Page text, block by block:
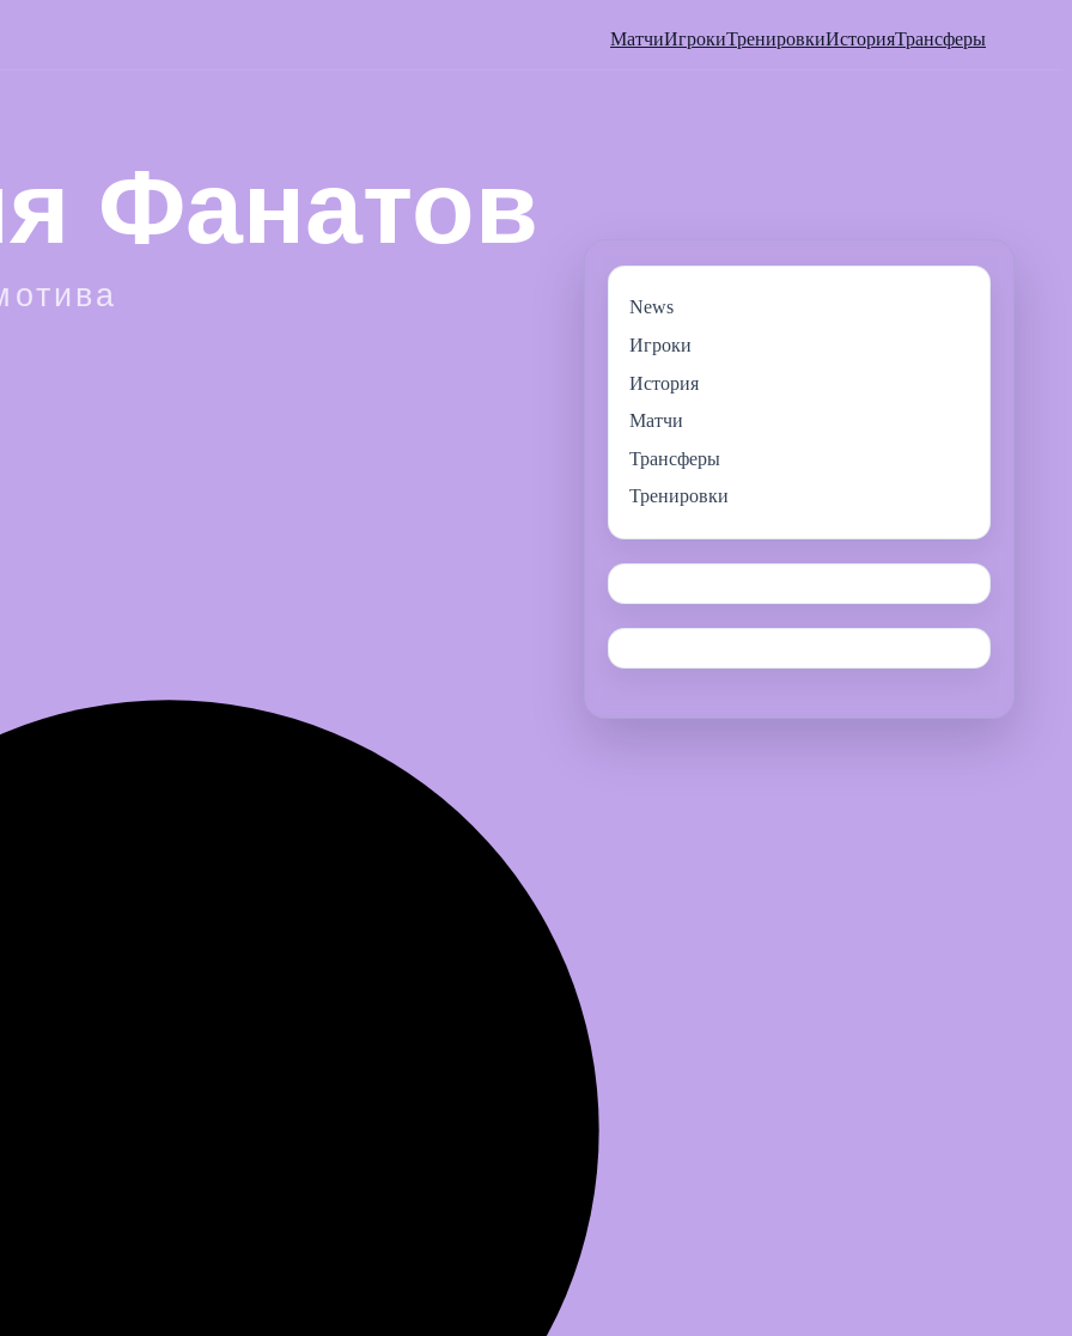
МатчиИгрокиТренировкиИсторияТрансферы
News
Игроки
История
Матчи
Трансферы
Тренировки